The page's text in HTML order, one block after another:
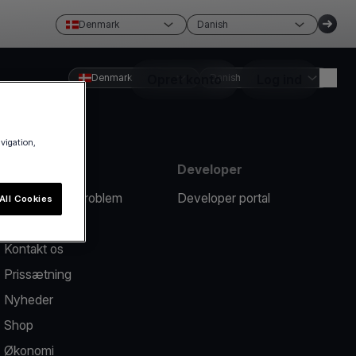
Denmark Danish
Opret konto
Denmark Danish
Rapportér et problem
Kontakt os
Prissætning
Nyheder
Shop
Økonomi
Developer
Developer portal
Cookies